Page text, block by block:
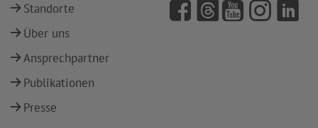
Standorte
Über uns
Ansprechpartner
Publikationen
Presse